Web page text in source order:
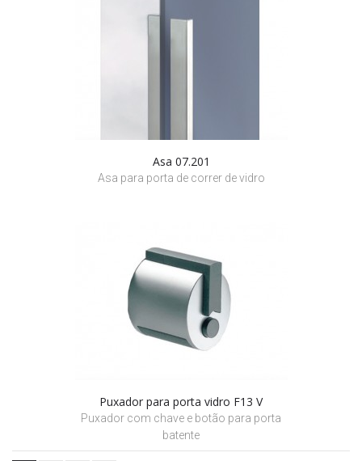
Asa 07.201
Asa para porta de correr de vidro
Puxador para porta vidro F13 V
Puxador com chave e botão para porta
batente